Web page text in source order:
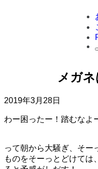
メガネ
2019年3月28日
わー困ったー！踏むなよ
って朝から大騒ぎ、そー
ものをそーっとどけては